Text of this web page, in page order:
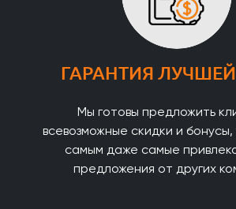
ГАРАНТИЯ
Мы готовы предложить
всевозможные скидки и
самым даже самые
предложения от других